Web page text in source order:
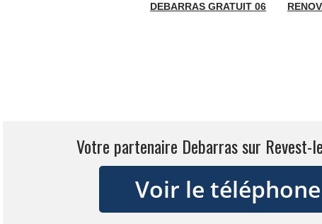
DEBARRAS GRATUIT 06
Votre partenaire Debarras sur Revest-